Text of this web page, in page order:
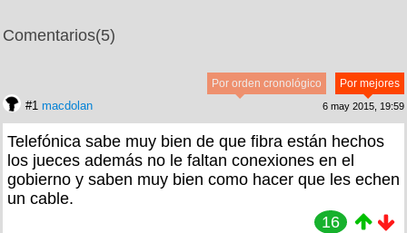
Comentarios(5)
Por mejores
Por orden cronológico
#1 macdolan 6 may 2015, 19:59
Telefónica sabe muy bien de que fibra están hechos
los jueces además no le faltan conexiones en el
gobierno y saben muy bien como hacer que les echen
un cable.
16